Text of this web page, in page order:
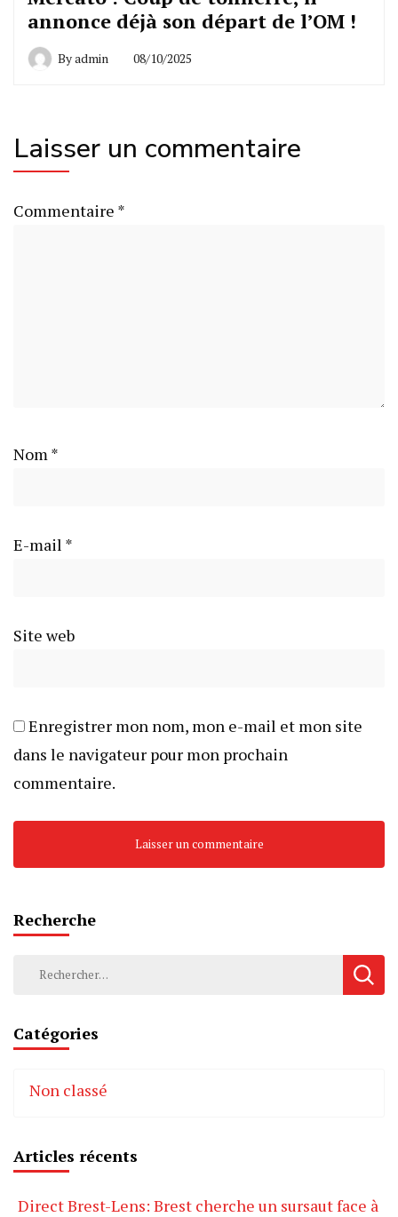
annonce déjà son départ de l’OM !
Byadmin 08/10/2025
Laisser un commentaire
Commentaire *
Nom *
E-mail *
Site web
Enregistrer mon nom, mon e-mail et mon site
dans le navigateur pour mon prochain
commentaire.
Recherche
Rechercher :
Catégories
Non classé
Articles récents
Direct Brest-Lens: Brest cherche un sursaut face à